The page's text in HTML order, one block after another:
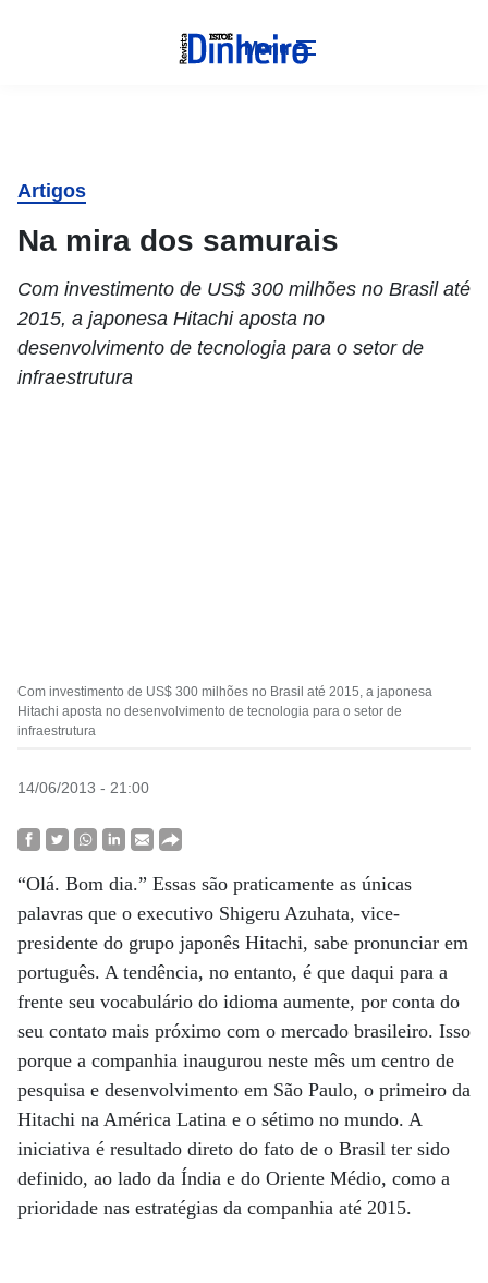
Menu
Artigos
Na mira dos samurais
Com investimento de US$ 300 milhões no Brasil até
2015, a japonesa Hitachi aposta no
desenvolvimento de tecnologia para o setor de
infraestrutura
Com investimento de US$ 300 milhões no Brasil até 2015, a japonesa
Hitachi aposta no desenvolvimento de tecnologia para o setor de
infraestrutura
14/06/2013 - 21:00
“Olá. Bom dia.” Essas são praticamente as únicas
palavras que o executivo Shigeru Azuhata, vice-
presidente do grupo japonês Hitachi, sabe pronunciar em
português. A tendência, no entanto, é que daqui para a
frente seu vocabulário do idioma aumente, por conta do
seu contato mais próximo com o mercado brasileiro. Isso
porque a companhia inaugurou neste mês um centro de
pesquisa e desenvolvimento em São Paulo, o primeiro da
Hitachi na América Latina e o sétimo no mundo. A
iniciativa é resultado direto do fato de o Brasil ter sido
definido, ao lado da Índia e do Oriente Médio, como a
prioridade nas estratégias da companhia até 2015.